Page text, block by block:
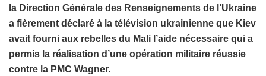
la Direction Générale des Renseignements de l’Ukraine
a fièrement déclaré à la télévision ukrainienne que Kiev
avait fourni aux rebelles du Mali l’aide nécessaire qui a
permis la réalisation d’une opération militaire réussie
contre la PMC Wagner.